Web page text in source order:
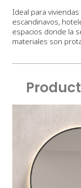
Ideal para
escandinavos,
espacios donde la
materiales son